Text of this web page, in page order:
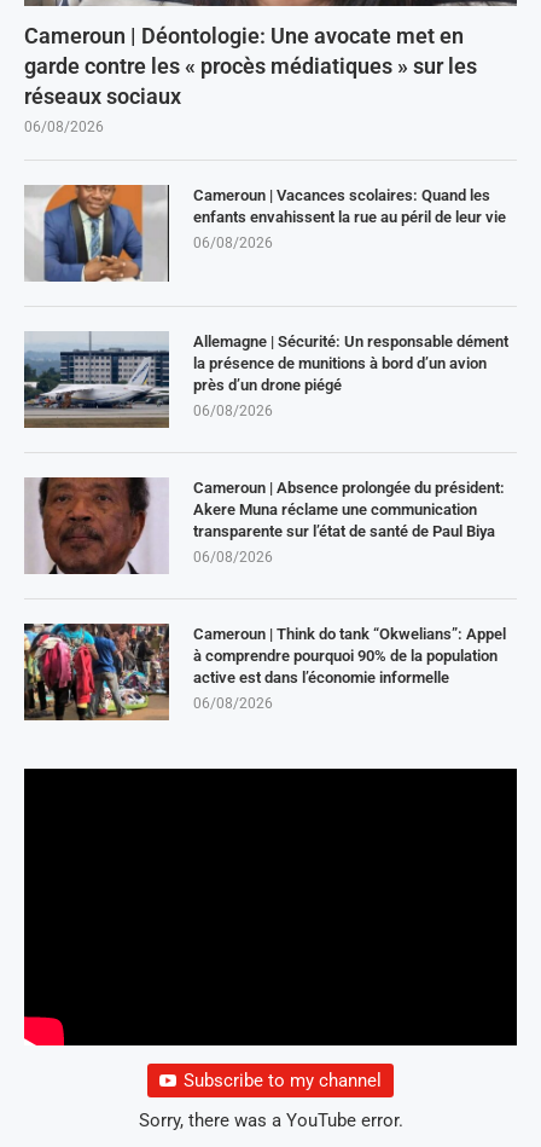
Cameroun | Déontologie: Une avocate met en
garde contre les « procès médiatiques » sur les
réseaux sociaux
06/08/2026
Cameroun | Vacances scolaires: Quand les
enfants envahissent la rue au péril de leur vie
06/08/2026
Allemagne | Sécurité: Un responsable dément
la présence de munitions à bord d’un avion
près d’un drone piégé
06/08/2026
Cameroun | Absence prolongée du président:
Akere Muna réclame une communication
transparente sur l’état de santé de Paul Biya
06/08/2026
Cameroun | Think do tank “Okwelians”: Appel
à comprendre pourquoi 90% de la population
active est dans l’économie informelle
06/08/2026
Subscribe to my channel
Sorry, there was a YouTube error.